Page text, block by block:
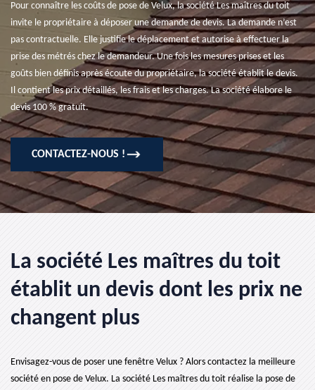
Pour connaître les coûts de pose de Velux, la société Les maîtres du toit
invite le propriétaire à déposer une demande de devis. La demande n’est
pas contractuelle. Elle justifie le déplacement et autorise à effectuer la
prise des métrés chez le demandeur. Une fois les mesures prises et les
goûts bien définis après écoute du propriétaire, la société établit le devis.
Il contient les prix détaillés, les frais et les charges. La société élabore le
devis 100 % gratuit.
CONTACTEZ-NOUS !
La société Les maîtres du toit
établit un devis dont les prix ne
changent plus
Envisagez-vous de poser une fenêtre Velux ? Alors contactez la meilleure
société en pose de Velux. La société Les maîtres du toit réalise la pose de